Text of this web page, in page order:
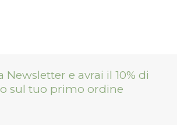
Newsletter e avrai il 10% di
sul tuo primo ordine